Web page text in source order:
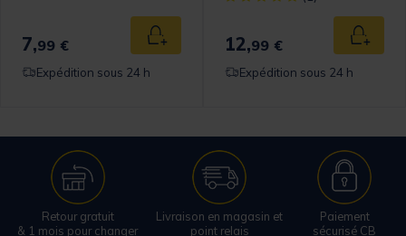
7,99 € Ajouter au panier
Expédition sous 24 h
12,99 €
Expédition sous 24 h
Retour gratuit
& 1 mois pour changer
Livraison en magasin et
point relais
Paiement
sécurisé CB